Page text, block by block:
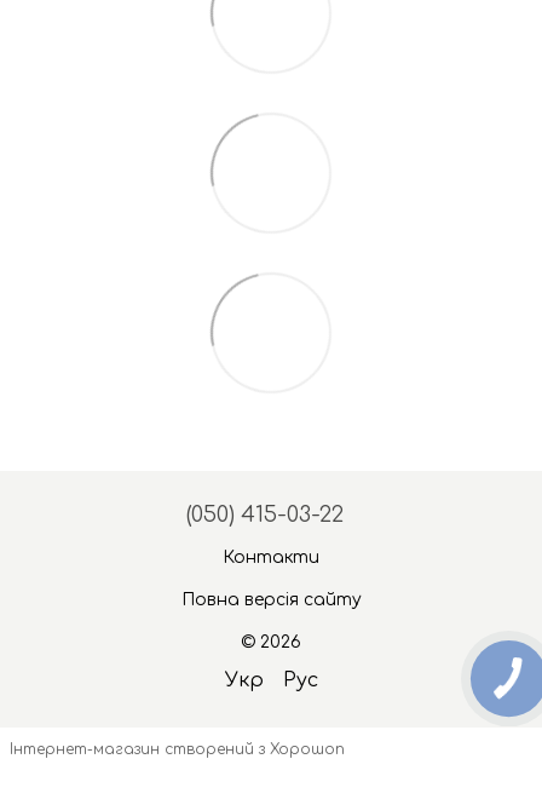
(050) 415-03-22
Контакти
Повна версія сайту
© 2026
Укр Рус
Інтернет-магазин створений з Хорошоп